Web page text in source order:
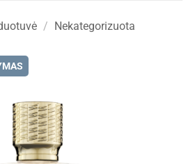
/ Nekategorizuota